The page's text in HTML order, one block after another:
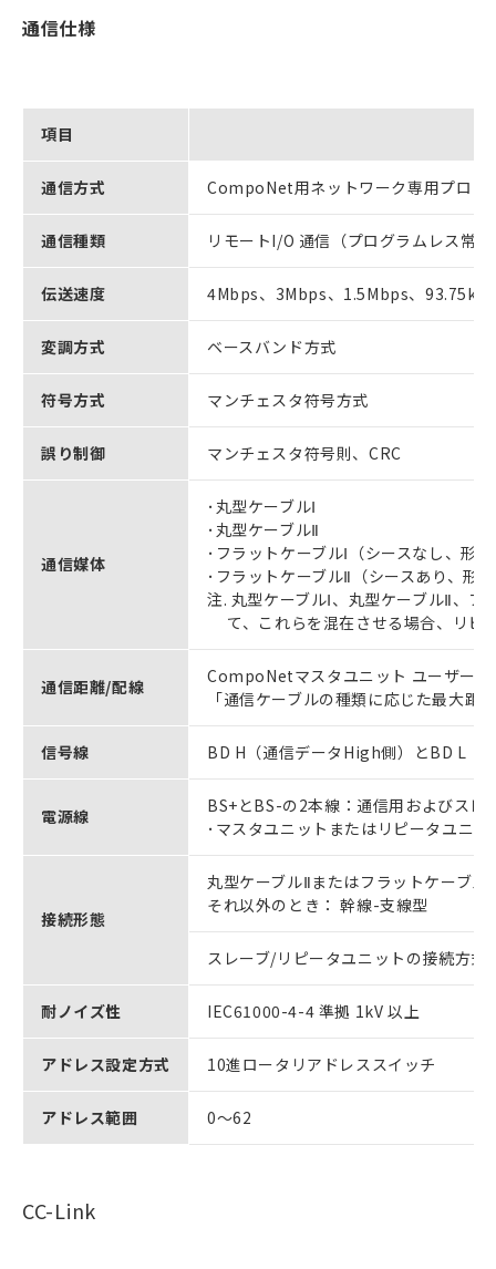
通信仕様
項目
通信方式 CompoNet用ネットワーク専用プロト
通信種類 リモートI/O 通信（プログラムレス常
伝送速度 4Mbps、3Mbps、1.5Mbps、
変調方式 ベースバンド方式
符号方式 マンチェスタ符号方式
誤り制御 マンチェスタ符号則、CRC
通信媒体
･丸型ケーブルⅠ
･丸型ケーブルⅡ
･フラットケーブルⅠ（シースなし、形
･フラットケーブルⅡ（シースあり、形
注. 丸型ケーブルⅠ、丸型ケーブルⅡ、
て、これらを混在させる場合、リピ
通信距離/配線
CompoNetマスタユニット ユーザー
「通信ケーブルの種類に応じた最大距
信号線 BD H（通信データHigh側）とBD L（
電源線
BS+とBS-の2本線：通信用およびスレ
･マスタユニットまたはリピータユニ
接続形態
丸型ケーブルⅡまたはフラットケーブ
それ以外のとき： 幹線-支線型
スレーブ/リピータユニットの接続方
耐ノイズ性 IEC61000-4-4 準拠 1kV 以上
アドレス設定方式 10進ロータリアドレススイッチ
アドレス範囲 0～62
CC-Link